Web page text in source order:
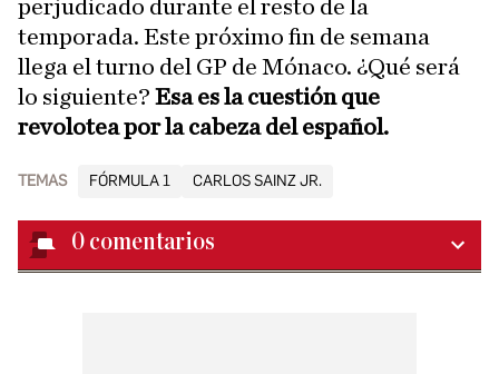
perjudicado durante el resto de la
temporada. Este próximo fin de semana
llega el turno del GP de Mónaco. ¿Qué será
lo siguiente? Esa es la cuestión que
revolotea por la cabeza del español.
TEMAS FÓRMULA 1 CARLOS SAINZ JR.
0 comentarios